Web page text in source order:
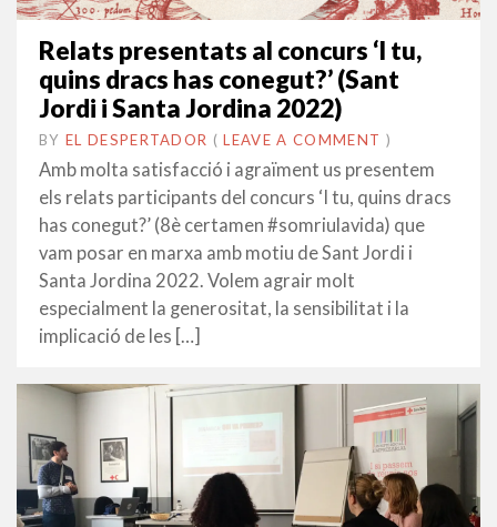
Relats presentats al concurs ‘I tu,
quins dracs has conegut?’ (Sant
Jordi i Santa Jordina 2022)
BY EL DESPERTADOR ON
22
ABRIL
2022
•(LEAVE A COMMENT )
Amb molta satisfacció i agraïment us presentem
els relats participants del concurs ‘I tu, quins dracs
has conegut?’ (8è certamen #somriulavida) que
vam posar en marxa amb motiu de Sant Jordi i
Santa Jordina 2022. Volem agrair molt
especialment la generositat, la sensibilitat i la
implicació de les […]